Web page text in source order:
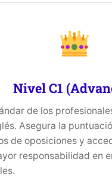
Nivel C1
de los
Asegura la
de oposiciones y
responsabilidad en